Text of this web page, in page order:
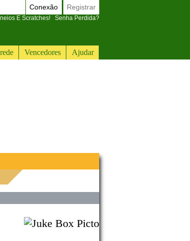
Vencedores Ajudar
Conexão Registrar
E Scratches! Senha Perdida?